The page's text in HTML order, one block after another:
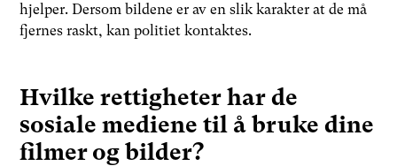
hjelper. Dersom bildene er av en slik karakter at de må
fjernes raskt, kan politiet kontaktes.
Hvilke rettigheter har de
sosiale mediene til å bruke dine
filmer og bilder?